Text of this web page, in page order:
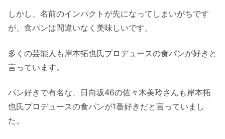
しかし、名前のインパクトが先になってしまいがちです
が、食パンは間違いなく美味しいです。
多くの芸能人も岸本拓也氏プロデュースの食パンが好きと
言っています。
パン好きで有名な、日向坂46の佐々木美玲さんも岸本拓
也氏プロデュースの食パンが1番好きだと言っていまし
た。